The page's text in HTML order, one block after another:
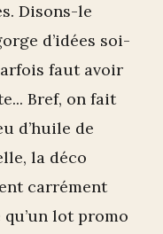
Disons-le
d’idées soi-
faut avoir
Bref, on fait
d’huile de
la déco
carrément
lot promo